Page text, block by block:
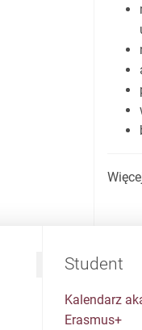
Student
Kalendarz
Erasmus+